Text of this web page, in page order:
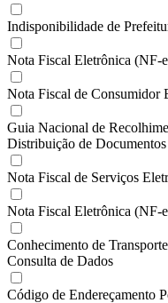
Indisponibilidade de
Nota Fiscal Eletrônica (NF-
Nota Fiscal de Consumidor
Guia Nacional de
Distribuição de
Nota Fiscal de Serviços
Nota Fiscal Eletrônica (NF-
Conhecimento de
Consulta de Dados
Código de Endereçamento